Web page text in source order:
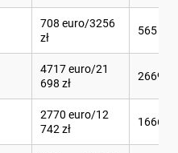
708 euro/3256
zł
565 l
4717 euro/21
698 zł
2669 l
2770 euro/12
742 zł
1666 l